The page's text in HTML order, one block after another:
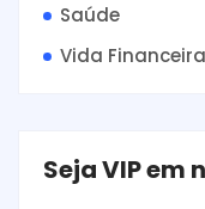
Saúde
Vida Financeira
Seja VIP em